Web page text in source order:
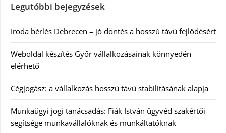
Legutóbbi bejegyzések
Iroda bérlés Debrecen – jó döntés a hosszú távú fejlődésért
Weboldal készítés Győr vállalkozásainak könnyedén
elérhető
Cégjogász: a vállalkozás hosszú távú stabilitásának alapja
Munkaügyi jogi tanácsadás: Fiák István ügyvéd szakértői
segítsége munkavállalóknak és munkáltatóknak